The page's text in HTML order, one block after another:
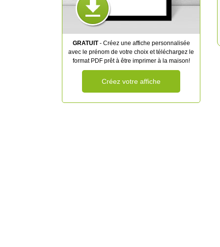
GRATUIT- Créez une affiche personnalisée
avec le prénom de votre choix et téléchargez le
format PDF prêt à être imprimer à la maison!
Créez votre affiche